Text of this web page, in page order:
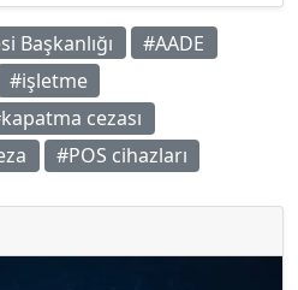
Başkanlığı
#AADE
#işletme
cezası
#POS cihazları